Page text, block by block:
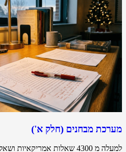
מערכת מבחנים (חלק א')
למעלה מ 4300 שאלות אמריקאיות ושאלות פתוחות במאגר.